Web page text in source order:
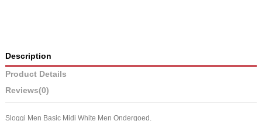
Description
Product Details
Reviews(0)
Sloggi Men Basic Midi White Men Ondergoed.